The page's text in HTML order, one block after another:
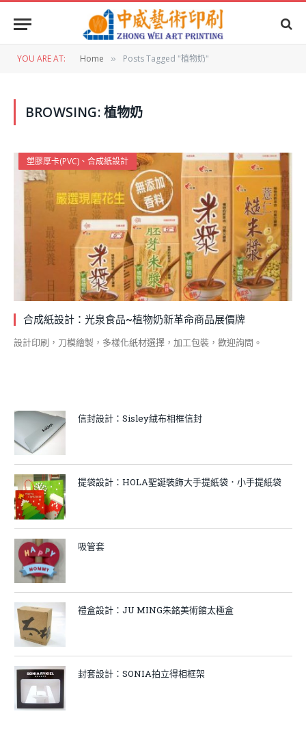
YOU ARE AT: Home » Posts Tagged "植物奶"
BROWSING:植物奶
塑膠厚卡(PVC)、合成紙設計
合成紙設計：光泉食品~植物奶新革命商品展價牌
設計印刷，刀模繪製，多樣化紙材選擇，加工包裝，歡迎詢問。
信封設計：Sisley絨布相框信封
提袋設計：HOLA聖誕裝飾大手提紙袋．小手提紙袋
吸管套
禮盒設計：JU MING朱銘美術館太極盒
封套設計：SONIA拍立得相框架